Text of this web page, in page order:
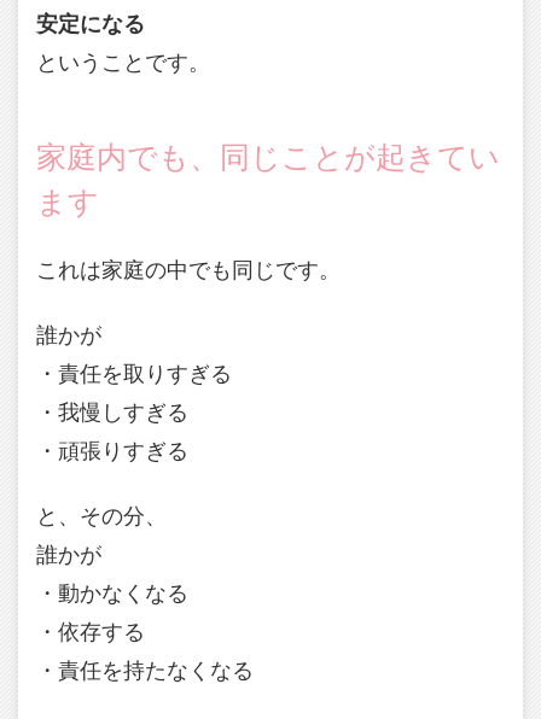
安定になる
ということです。
家庭内でも、同じことが起きてい
ます
これは家庭の中でも同じです。
誰かが
・責任を取りすぎる
・我慢しすぎる
・頑張りすぎる
と、その分、
誰かが
・動かなくなる
・依存する
・責任を持たなくなる